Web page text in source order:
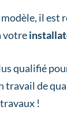
il est
votre
qualifié
travail de
!